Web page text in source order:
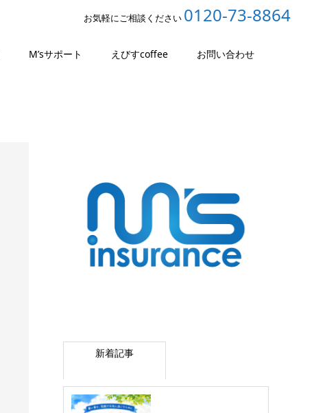
お気軽にご相談ください 0120-73-8864
M’sサポート えびすcoffee お問い合わせ
新着記事